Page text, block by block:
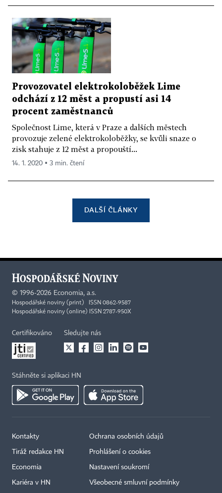
Provozovatel elektrokoloběžek Lime
odchází z 12 měst a propustí asi 14
procent zaměstnanců
Společnost Lime, která v Praze a dalších městech
provozuje zelené elektrokoloběžky, se kvůli snaze o
zisk stahuje z 12 měst a propouští...
14. 1. 2020 ▪ 3 min. čtení
DALŠÍ ČLÁNKY
© 1996-2026 Economia, a.s.
Hospodářské noviny (print) ISSN 0862-9587
Hospodářské noviny (online) ISSN 2787-950X
Certifikováno Sledujte nás
Stáhněte si aplikaci HN
Kontakty
Tiráž redakce HN
Economia
Kariéra v HN
Ochrana osobních údajů
Prohlášení o cookies
Nastavení soukromí
Všeobecné smluvní podmínky